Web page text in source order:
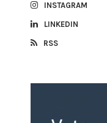
INSTAGRAM
LINKEDIN
RSS